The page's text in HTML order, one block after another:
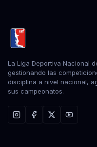
La Liga Deportiva Nacional
gestionando las
disciplina a nivel nacional,
sus campeonatos.